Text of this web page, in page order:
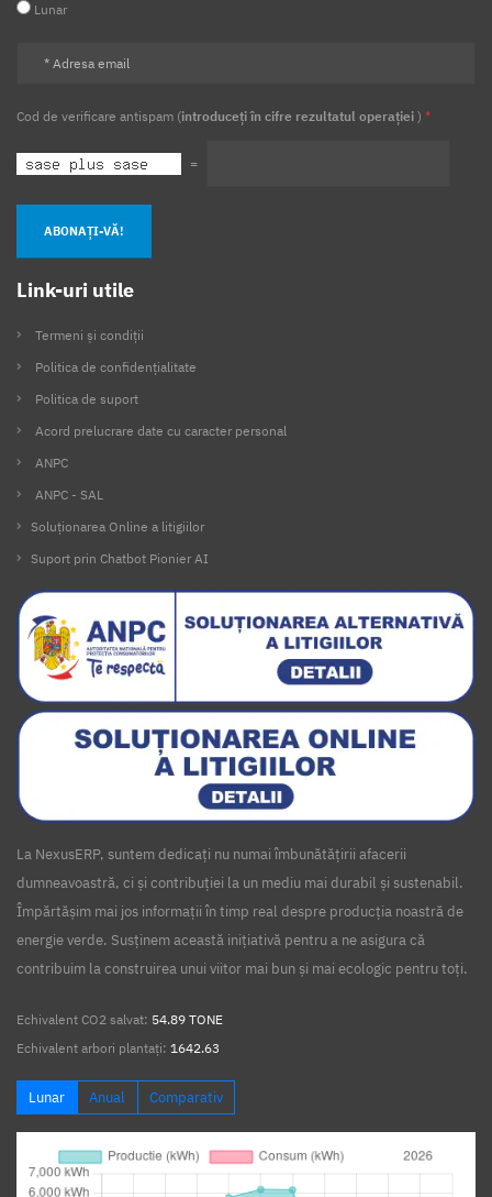
Lunar
Cod de verificare antispam (introduceți în cifre rezultatul operației ) *
=
ABONAȚI-VĂ!
Link-uri utile
Termeni și condiții
Politica de confidențialitate
Politica de suport
Acord prelucrare date cu caracter personal
ANPC
ANPC - SAL
Soluționarea Online a litigiilor
Suport prin Chatbot Pionier AI
La NexusERP, suntem dedicați nu numai îmbunătățirii afacerii
dumneavoastră, ci și contribuției la un mediu mai durabil și sustenabil.
Împărtășim mai jos informații în timp real despre producția noastră de
energie verde. Susținem această inițiativă pentru a ne asigura că
contribuim la construirea unui viitor mai bun și mai ecologic pentru toți.
Echivalent CO2 salvat: 54.89 TONE
Echivalent arbori plantați: 1642.63
Lunar Anual Comparativ